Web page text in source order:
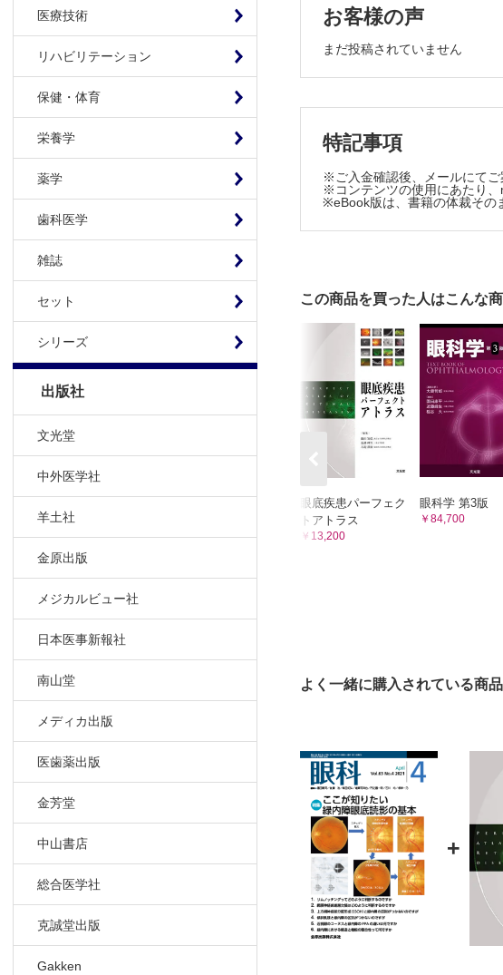
医療技術
リハビリテーション
保健・体育
栄養学
薬学
歯科医学
雑誌
セット
シリーズ
出版社
文光堂
中外医学社
羊土社
金原出版
メジカルビュー社
日本医事新報社
南山堂
メディカ出版
医歯薬出版
金芳堂
中山書店
総合医学社
克誠堂出版
Gakken
51.ハイパービット(HyperVit
野崎 浩希
症例報告
長岡 広祐
私の経験
Lacquer crackを伴う病的近
お客様の声
まだ投稿されていません
特記事項
※ご入金確認後、メールにてご
※コンテンツの使用にあたり、
※eBook版は、書籍の体裁その
この商品を買った人はこんな
眼底疾患パーフェク
トアトラス
￥13,200
眼科学 第3版
￥84,700
よく一緒に購入されている商品
+